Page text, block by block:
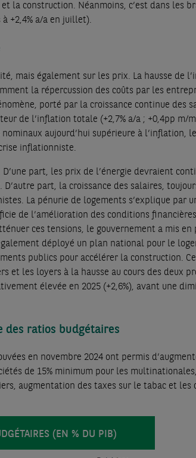
la construction. Néanmoins, c’est dans les
+2,4% a/a en juillet).
mais également sur les prix. La hausse de
la répercussion des coûts par les
porté par la croissance continue des
de l’inflation totale (+2,7% a/a ; +0,4pp m/
aujourd’hui supérieure à l’inflation,
inflationniste.
part, les prix de l’énergie devraient
part, la croissance des salaires,
La pénurie de logements s’explique par
de l’amélioration des conditions
ces tensions, le gouvernement a mis en
déployé un plan national pour le
publics pour accélérer la construction.
les loyers à la hausse au cours des deux
élevée en 2025 (+2,6%), avant une
des ratios budgétaires
en novembre 2024 ont permis
de 15% minimum pour les
augmentation des taxes sur le tabac et les
(EN % DU PIB)